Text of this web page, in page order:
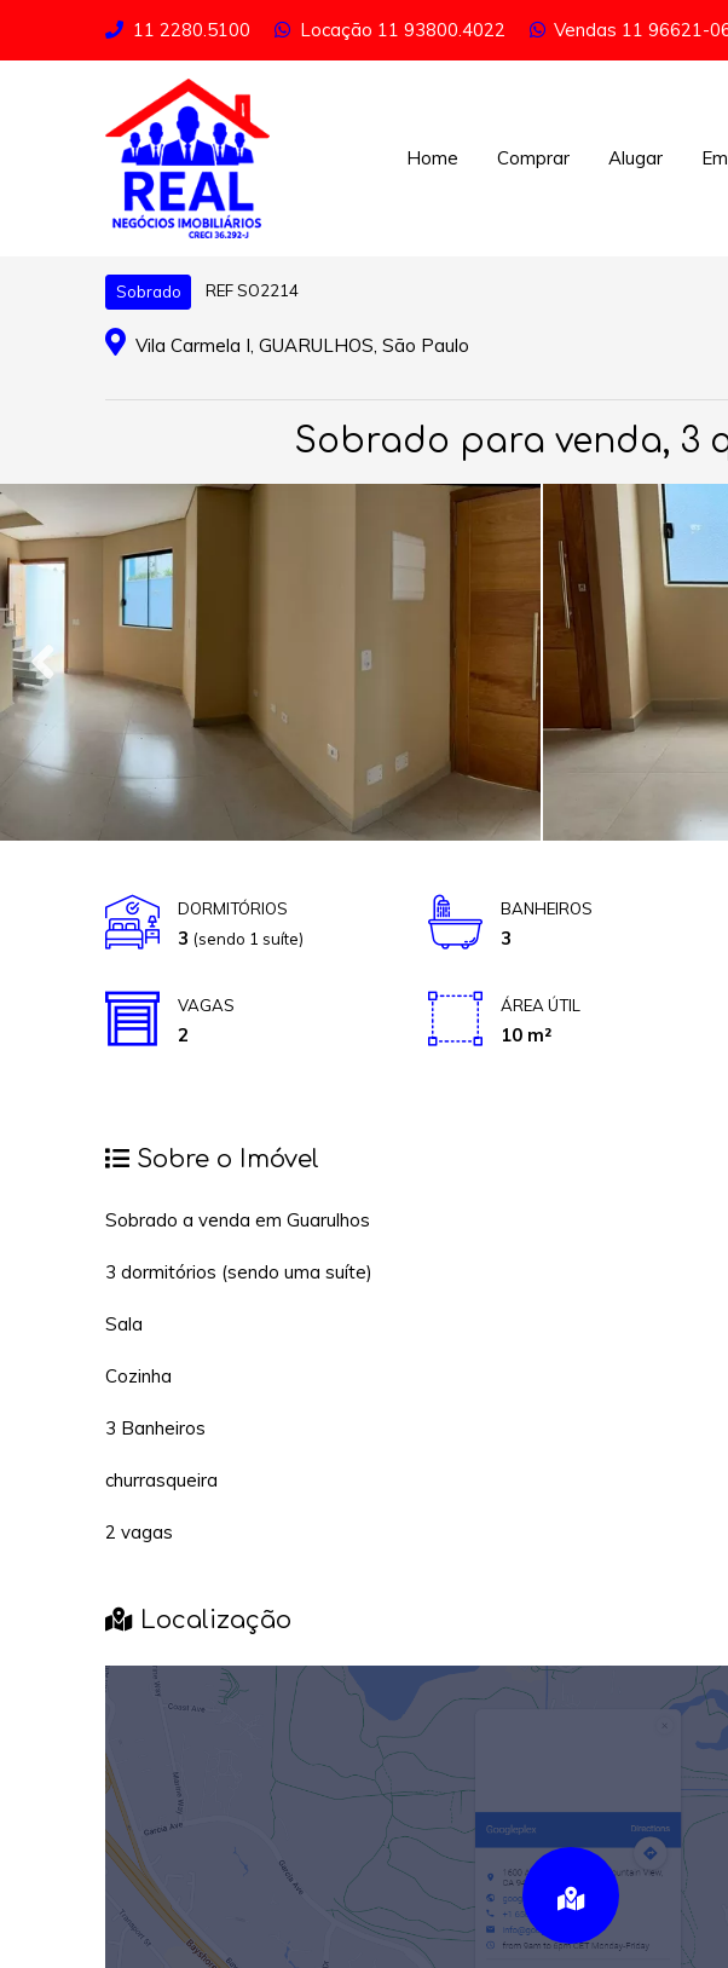
11 2280.5100 Locação 11 93800.4022 Vendas 11 96621-
Home Comprar Alugar
Sobrado REF SO2214
Vila Carmela I, GUARULHOS, São Paulo
Sobrado para venda, 3
DORMITÓRIOS
3 (sendo 1 suíte)
BANHEIROS
3
VAGAS
2
ÁREA ÚTIL
10 m²
Sobre o Imóvel
Sobrado a venda em Guarulhos
3 dormitórios (sendo uma suíte)
Sala
Cozinha
3 Banheiros
churrasqueira
2 vagas
Localização